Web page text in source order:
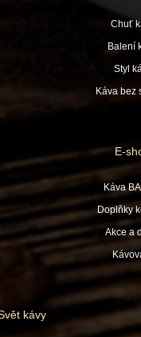
Chuť
Balení
Styl
Káva bez
E-
Káva
Doplňky
Akce a
kávy